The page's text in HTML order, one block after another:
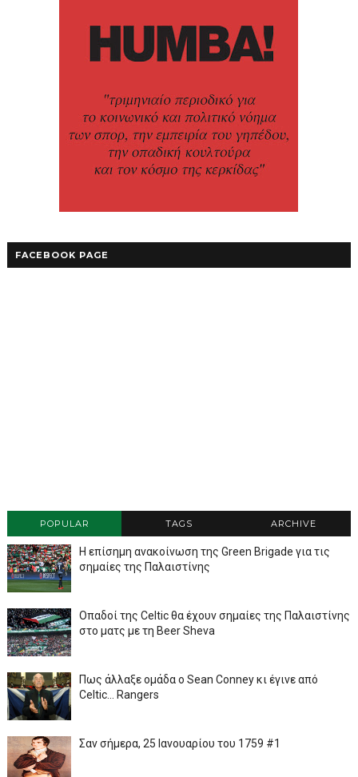
FACEBOOK PAGE
POPULAR TAGS ARCHIVE
Η επίσημη ανακοίνωση της Green Brigade για τις
σημαίες της Παλαιστίνης
Οπαδοί της Celtic θα έχουν σημαίες της Παλαιστίνης
στο ματς με τη Beer Sheva
Πως άλλαξε ομάδα ο Sean Conney κι έγινε από
Celtic... Rangers
Σαν σήμερα, 25 Ιανουαρίου του 1759 #1